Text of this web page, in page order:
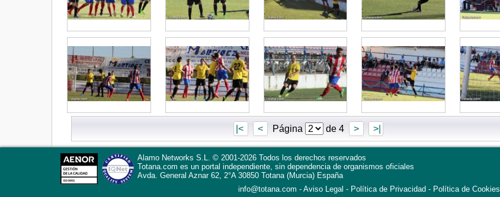
|< < Página de 4 > >|
Alamo Networks S.L. © 2001-2026 Todos los derechos reservados
Totana.com es un portal independiente, sin dependencia de organismos oficiales
Avda. General Aznar 62, 2°A 30850 Totana (Murcia) España
info@totana.com
Aviso Legal Política de Privacidad - Política de Cookies